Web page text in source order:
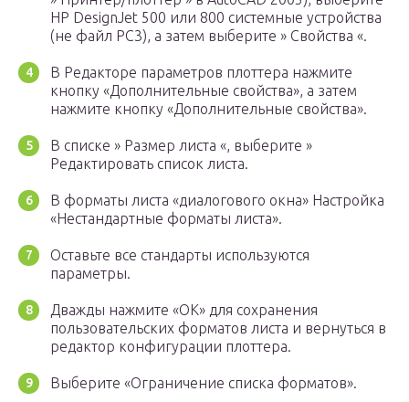
HP DesignJet 500 или 800 системные устройства
(не файл PC3), а затем выберите » Свойства «.
В Редакторе параметров плоттера нажмите
кнопку «Дополнительные свойства», а затем
нажмите кнопку «Дополнительные свойства».
В списке » Размер листа «, выберите »
Редактировать список листа.
В форматы листа «диалогового окна» Настройка
«Нестандартные форматы листа».
Оставьте все стандарты используются
параметры.
Дважды нажмите «ОК» для сохранения
пользовательских форматов листа и вернуться в
редактор конфигурации плоттера.
Выберите «Ограничение списка форматов».